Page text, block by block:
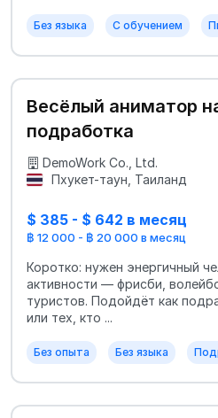
Без языка С обучением
Весёлый аниматор
подработка
DemoWork Co., Ltd.
Пхукет-таун, Таиланд
$ 385 - $ 642 в месяц
฿ 12 000 - ฿ 20 000 в месяц
Коротко: нужен энергичный
активности — фрисби,
туристов. Подойдёт как
или тех, кто ...
Без опыта Без языка